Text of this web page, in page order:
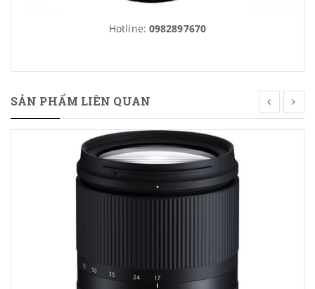
Hotline: 0982897670
SẢN PHẨM LIÊN QUAN